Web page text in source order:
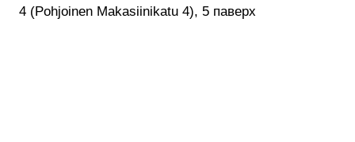
4 (Pohjoinen Makasiinikatu 4), 5 паверх